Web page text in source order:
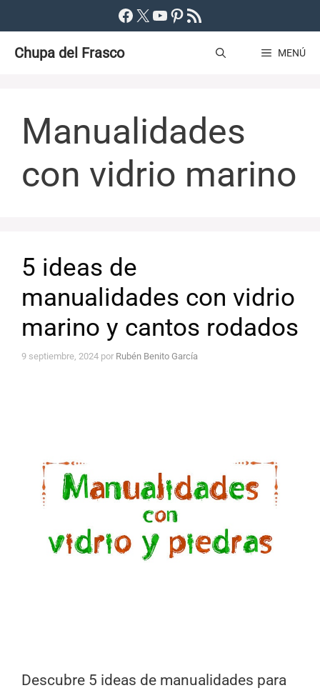
al
contenido
Facebook
X YouTube
Pinterest
Feed RSS
Chupa del Frasco MENÚ
Manualidades
con vidrio marino
5 ideas de
manualidades con vidrio
marino y cantos rodados
9 septiembre, 2024 por Rubén Benito García
Descubre 5 ideas de manualidades para